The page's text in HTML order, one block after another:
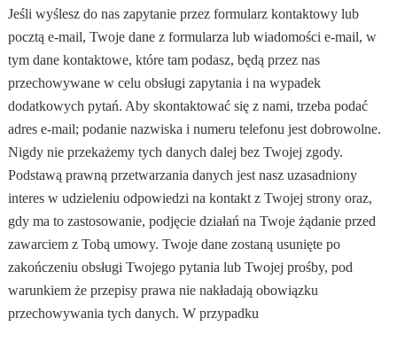
Jeśli wyślesz do nas zapytanie przez formularz kontaktowy lub
pocztą e-mail, Twoje dane z formularza lub wiadomości e-mail, w
tym dane kontaktowe, które tam podasz, będą przez nas
przechowywane w celu obsługi zapytania i na wypadek
dodatkowych pytań. Aby skontaktować się z nami, trzeba podać
adres e-mail; podanie nazwiska i numeru telefonu jest dobrowolne.
Nigdy nie przekażemy tych danych dalej bez Twojej zgody.
Podstawą prawną przetwarzania danych jest nasz uzasadniony
interes w udzieleniu odpowiedzi na kontakt z Twojej strony oraz,
gdy ma to zastosowanie, podjęcie działań na Twoje żądanie przed
zawarciem z Tobą umowy. Twoje dane zostaną usunięte po
zakończeniu obsługi Twojego pytania lub Twojej prośby, pod
warunkiem że przepisy prawa nie nakładają obowiązku
przechowywania tych danych. W przypadku